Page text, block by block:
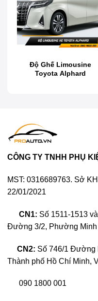
Độ ghế limousine
Việc độ ghế
thẩm mỹ, mà còn tạo
tuy không quá đắt
sức khỏe lâu dài.
không nhanh chóng
Ghế Limousine xe
Độ Ghế Limousine
Toyota Alphard
CÔNG TY TNHH PHỤ
MST: 0316689763. Sở
22/01/2021
CN1: Số 1511-1513
Đường 3/2, Phường Minh
CN2: Số 746/1 Đường
Thành phố Hồ Chí Minh,
090 1800 001